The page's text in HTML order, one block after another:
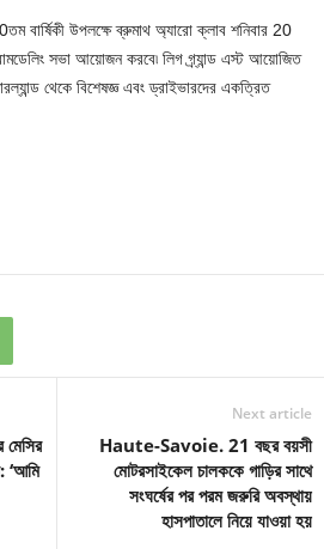
বার্ষিকী উপলক্ষে ব্রুমাথ অ্যারো ক্লাব শনিবার 20
সভা আয়োজন করবে৷ লিগ গ্র্যান্ড এস্ট আয়োজিত
থেকে বিশেষজ্ঞ এবং ড্রাইভারদের একত্রিত
‘আমি
Next article
Haute-Savoie. 21 বছর বয়সী
মোটরসাইকেল চালককে গাড়ির সাথে
সংঘর্ষের পর পরম জরুরি অবস্থায়
হাসপাতালে নিয়ে যাওয়া হয়